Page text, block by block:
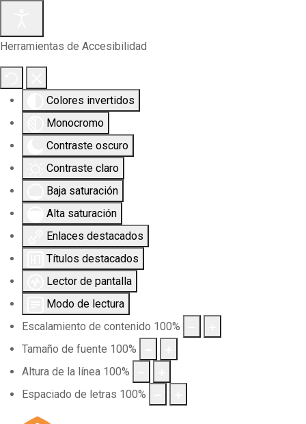
Herramientas de Accesibilidad
Colores invertidos
Monocromo
Contraste oscuro
Contraste claro
Baja saturación
Alta saturación
Enlaces destacados
Títulos destacados
Lector de pantalla
Modo de lectura
Escalamiento de contenido 100%
Tamaño de fuente 100%
Altura de la línea 100%
Espaciado de letras 100%